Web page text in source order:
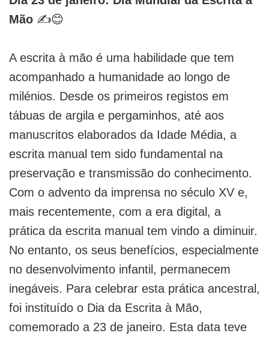
✍️
😊
Mão ✍️😊
A escrita à mão é uma habilidade que tem
acompanhado a humanidade ao longo de
milénios. Desde os primeiros registos em
tábuas de argila e pergaminhos, até aos
manuscritos elaborados da Idade Média, a
escrita manual tem sido fundamental na
preservação e transmissão do conhecimento.
Com o advento da imprensa no século XV e,
mais recentemente, com a era digital, a
prática da escrita manual tem vindo a diminuir.
No entanto, os seus benefícios, especialmente
no desenvolvimento infantil, permanecem
inegáveis. Para celebrar esta prática ancestral,
foi instituído o Dia da Escrita à Mão,
comemorado a 23 de janeiro. Esta data teve